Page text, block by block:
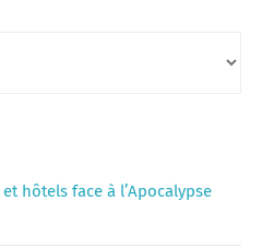
hôtels face à l’Apocalypse